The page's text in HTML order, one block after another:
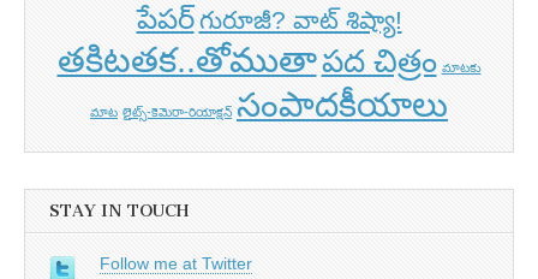
పేపర్గురూజీ? వాట్ శిష్యా!
తకిటతక..తోముతాపద చిత్రం మాటకు
మాట లైట్స్-కెమెరా-రియాక్షన్ సంపాదకీయాలు
STAY IN TOUCH
Follow me at Twitter